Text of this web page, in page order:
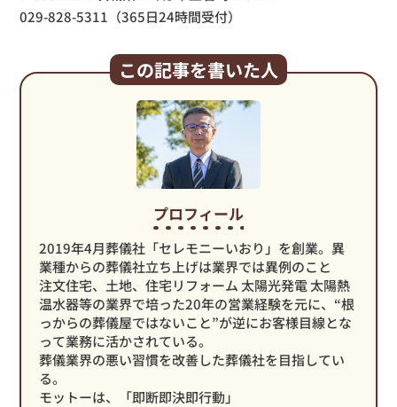
029-828-5311（365日24時間受付）
この記事を書いた人
プロフィール
2019年4月葬儀社「セレモニーいおり」を創業。異
業種からの葬儀社立ち上げは業界では異例のこと
注文住宅、土地、住宅リフォーム 太陽光発電 太陽熱
温水器等の業界で培った20年の営業経験を元に、“根
っからの葬儀屋ではないこと”が逆にお客様目線とな
って業務に活かされている。
葬儀業界の悪い習慣を改善した葬儀社を目指してい
る。
モットーは、「即断即決即行動」